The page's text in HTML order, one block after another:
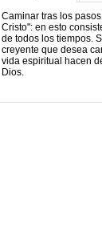
Caminar tras los
Cristo": en esto
de todos los tiempos.
creyente que desea
vida espiritual hacen
Dios.